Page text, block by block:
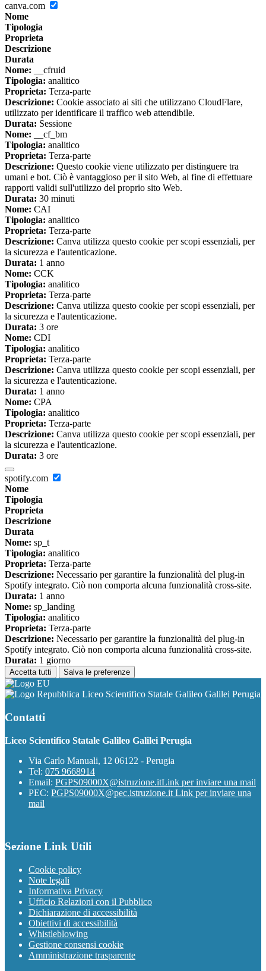
canva.com
Nome
Tipologia
Proprieta
Descrizione
Durata
Nome: __cfruid
Tipologia: analitico
Proprieta: Terza-parte
Descrizione: Cookie associato ai siti che utilizzano CloudFlare,
utilizzato per identificare il traffico web attendibile.
Durata: Sessione
Nome: __cf_bm
Tipologia: analitico
Proprieta: Terza-parte
Descrizione: Questo cookie viene utilizzato per distinguere tra
umani e bot. Ciò è vantaggioso per il sito Web, al fine di effettuare
rapporti validi sull'utilizzo del proprio sito Web.
Durata: 30 minuti
Nome: CAI
Tipologia: analitico
Proprieta: Terza-parte
Descrizione: Canva utilizza questo cookie per scopi essenziali, per
la sicurezza e l'autenticazione.
Durata: 1 anno
Nome: CCK
Tipologia: analitico
Proprieta: Terza-parte
Descrizione: Canva utilizza questo cookie per scopi essenziali, per
la sicurezza e l'autenticazione.
Durata: 3 ore
Nome: CDI
Tipologia: analitico
Proprieta: Terza-parte
Descrizione: Canva utilizza questo cookie per scopi essenziali, per
la sicurezza e l'autenticazione.
Durata: 1 anno
Nome: CPA
Tipologia: analitico
Proprieta: Terza-parte
Descrizione: Canva utilizza questo cookie per scopi essenziali, per
la sicurezza e l'autenticazione.
Durata: 3 ore
spotify.com
Nome
Tipologia
Proprieta
Descrizione
Durata
Nome: sp_t
Tipologia: analitico
Proprieta: Terza-parte
Descrizione: Necessario per garantire la funzionalità del plug-in
Spotify integrato. Ciò non comporta alcuna funzionalità cross-site.
Durata: 1 anno
Nome: sp_landing
Tipologia: analitico
Proprieta: Terza-parte
Descrizione: Necessario per garantire la funzionalità del plug-in
Spotify integrato. Ciò non comporta alcuna funzionalità cross-site.
Durata: 1 giorno
Accetta tutti Salva le preferenze
Liceo Scientifico Statale Galileo Galilei Perugia
Contatti
Liceo Scientifico Statale Galileo Galilei Perugia
Via Carlo Manuali, 12 06122 - Perugia
Tel: 075 9668914
Email: PGPS09000X@istruzione.itLink per inviare una mail
PEC: PGPS09000X@pec.istruzione.it Link per inviare una
mail
Sezione Link Utili
Cookie policy
Note legali
Informativa Privacy
Ufficio Relazioni con il Pubblico
Dichiarazione di accessibilità
Obiettivi di accessibilità
Whistleblowing
Gestione consensi cookie
Amministrazione trasparente